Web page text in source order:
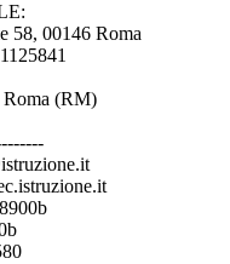
58, 00146 Roma
(RM)